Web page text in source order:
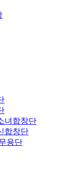
녀합창단
합창단
용단